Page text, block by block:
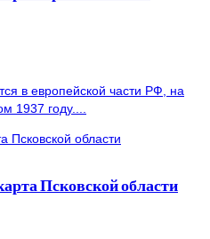
в европейской части РФ, на
1937 году....
Псковской области